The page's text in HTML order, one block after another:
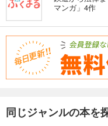
マンガ」4作
同じジャンルの本を